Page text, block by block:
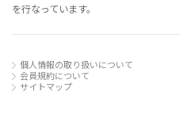
を行なっています。
個人情報の取り扱いについて
会員規約について
サイトマップ